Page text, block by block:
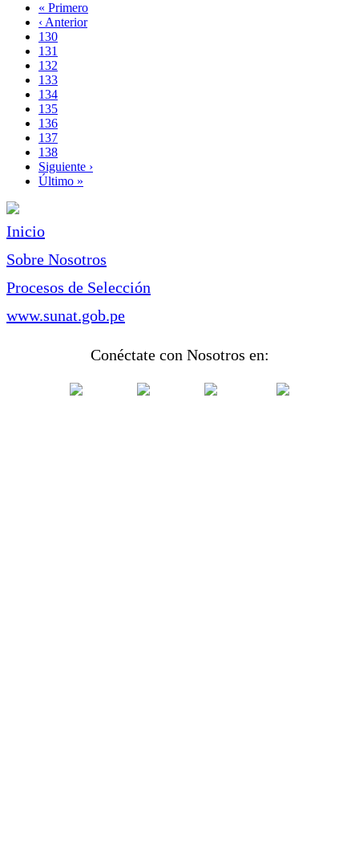
Paginación
Primera
página
« Primero
Página
anterior
‹ Anterior
Page
130
Page
131
Page
132
Page
133
Página
actual
134
Page
135
Page
136
Page
137
Page
138
Siguiente
página
Siguiente ›
Última
Último »
Inicio
Sobre Nosotros
Procesos de Selección
www.sunat.gob.pe
Conéctate con Nosotros en: